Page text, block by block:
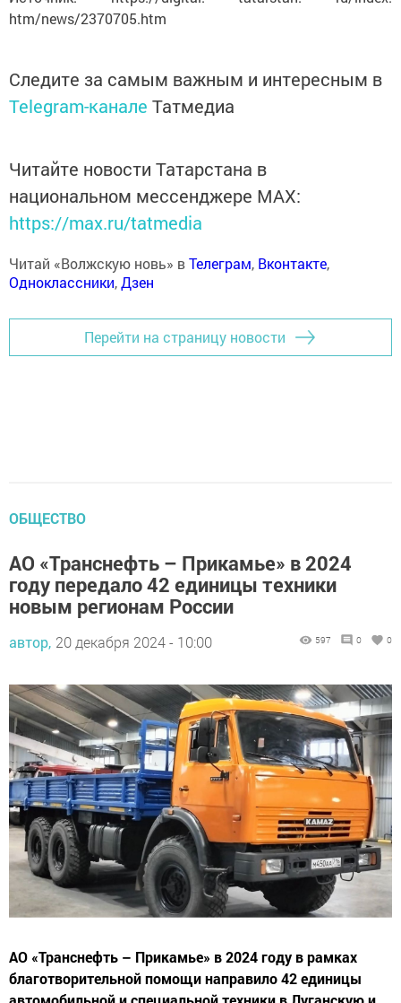
htm/news/2370705.htm
Следите за самым важным и интересным в
Telegram-канале Татмедиа
Читайте новости Татарстана в
национальном мессенджере MАХ:
https://max.ru/tatmedia
Читай «Волжскую новь» вТелеграм, Вконтакте,
Одноклассники,Дзен
Перейти на страницу новости
ОБЩЕСТВО
АО «Транснефть – Прикамье» в 2024
году передало 42 единицы техники
новым регионам России
автор, 20 декабря 2024 - 10:00 597 0 0
АО «Транснефть – Прикамье» в 2024 году в рамках
благотворительной помощи направило 42 единицы